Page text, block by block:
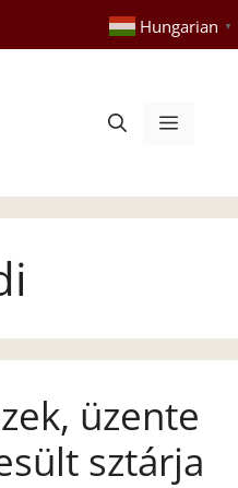
Hungarian ▼
Menü
üzente
sztárja